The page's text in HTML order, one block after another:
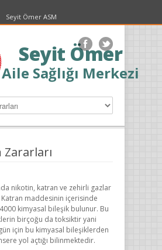
Seyit Ömer ASM
Seyit Ömer
Aile Sağlığı Merkezi
Zararları
nikotin, katran ve zehirli gazlar
maddesinin içerisinde
kimyasal bileşik bulunur. Bu
birçoğu da toksiktir yani
için bu kimyasal bileşiklerden
yol açtığı bilinmektedir.